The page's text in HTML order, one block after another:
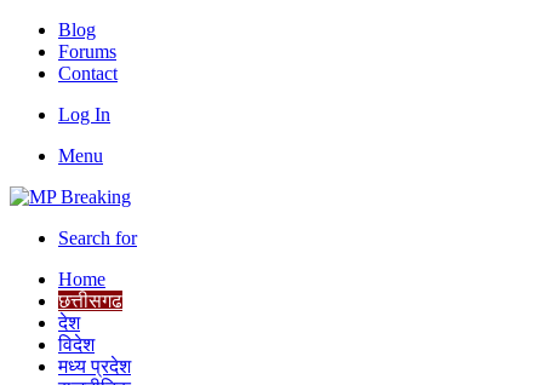
Blog
Forums
Contact
Log In
Menu
Search for
Home
छत्तीसगढ
देश
विदेश
मध्य प्रदेश